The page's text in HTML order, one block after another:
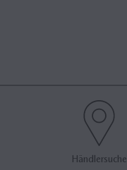
Händlersuche